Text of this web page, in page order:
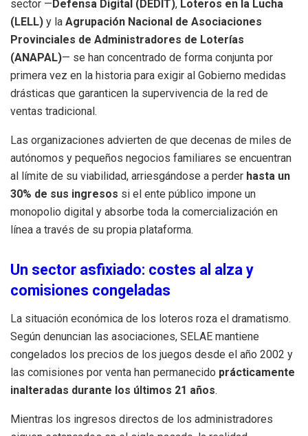
sector —Defensa Digital (DEDIT), Loteros en la Lucha
(LELL) y la Agrupación Nacional de Asociaciones
Provinciales de Administradores de Loterías
(ANAPAL)— se han concentrado de forma conjunta por
primera vez en la historia para exigir al Gobierno medidas
drásticas que garanticen la supervivencia de la red de
ventas tradicional.
Las organizaciones advierten de que decenas de miles de
autónomos y pequeños negocios familiares se encuentran
al límite de su viabilidad, arriesgándose a perder hasta un
30% de sus ingresos si el ente público impone un
monopolio digital y absorbe toda la comercialización en
línea a través de su propia plataforma.
Un sector asfixiado: costes al alza y
comisiones congeladas
La situación económica de los loteros roza el dramatismo.
Según denuncian las asociaciones, SELAE mantiene
congelados los precios de los juegos desde el año 2002 y
las comisiones por venta han permanecido prácticamente
inalteradas durante los últimos 21 años.
Mientras los ingresos directos de los administradores